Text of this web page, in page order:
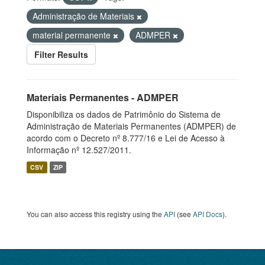
Administração de Materiais
material permanente
ADMPER
Filter Results
Materiais Permanentes - ADMPER
Disponibiliza os dados de Patrimônio do Sistema de
Administração de Materiais Permanentes (ADMPER) de
acordo com o Decreto nº 8.777/16 e Lei de Acesso à
Informação nº 12.527/2011.
CSV ZIP
You can also access this registry using the API (see API Docs).